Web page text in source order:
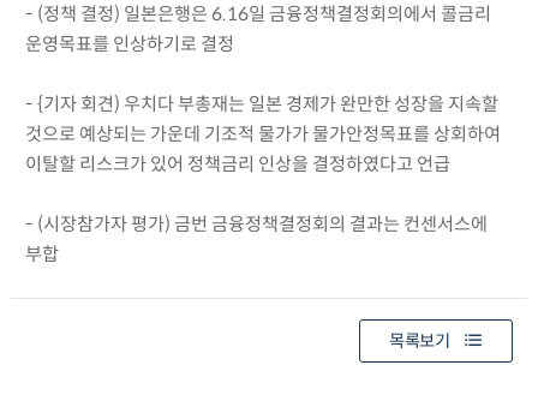
- (정책 결정) 일본은행은 6.16일 금융정책결정회의에서 콜금리
운영목표를 인상하기로 결정
- {기자 회견) 우치다 부총재는 일본 경제가 완만한 성장을 지속할
것으로 예상되는 가운데 기조적 물가가 물가안정목표를 상회하여
이탈할 리스크가 있어 정책금리 인상을 결정하였다고 언급
- (시장참가자 평가) 금번 금융정책결정회의 결과는 컨센서스에
부합
목록보기